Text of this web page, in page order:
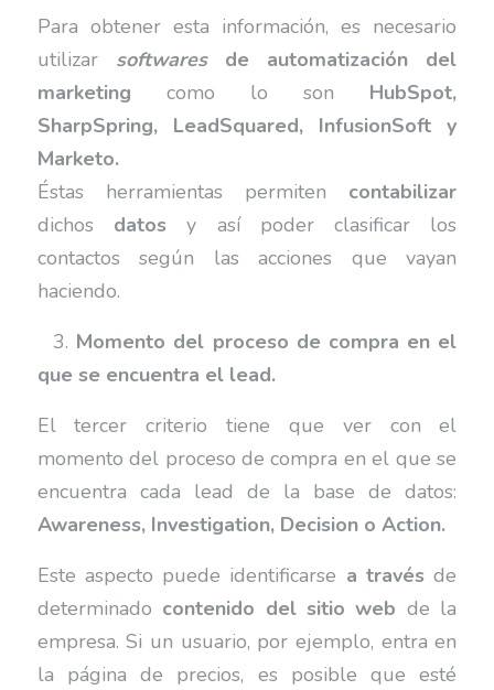
Para obtener esta información, es necesario
utilizar softwaresde automatización del
marketing como lo son HubSpot,
SharpSpring, LeadSquared, InfusionSoft y
Marketo.
Éstas herramientas permiten contabilizar
dichos datosy así poder clasificar los
contactos según las acciones que vayan
haciendo.
3. Momento del proceso de compra en el
que se encuentra el lead.
El tercer criterio tiene que ver con el
momento del proceso de compra en el que se
encuentra cada lead de la base de datos:
Awareness, Investigation, Decision o Action.
Este aspecto puede identificarse a travésde
determinado contenido del sitio web de la
empresa. Si un usuario, por ejemplo, entra en
la página de precios, es posible que esté